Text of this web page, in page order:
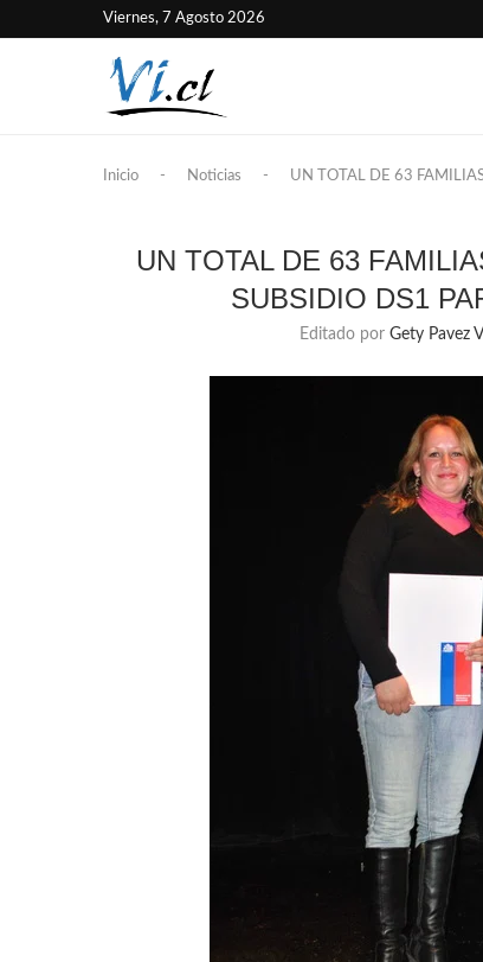
Viernes, 7 Agosto 2026
Inicio - Noticias - UN TOTAL DE 63
UN TOTAL DE 63
SUBSIDIO DS1
Editado porGety Pavez